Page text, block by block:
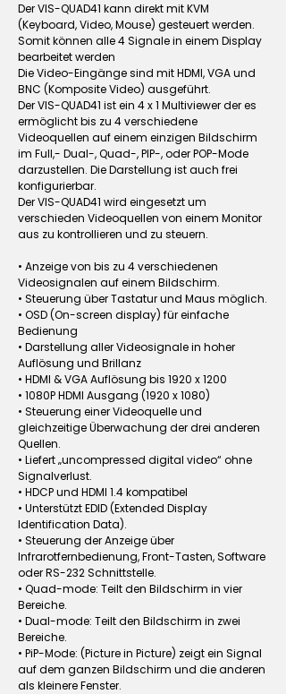
Der VIS-QUAD41 kann direkt mit KVM
(Keyboard, Video, Mouse) gesteuert werden.
Somit können alle 4 Signale in einem Display
bearbeitet werden
Die Video-Eingänge sind mit HDMI, VGA und
BNC (Komposite Video) ausgeführt.
Der VIS-QUAD41 ist ein 4 x 1 Multiviewer der es
ermöglicht bis zu 4 verschiedene
Videoquellen auf einem einzigen Bildschirm
im Full,- Dual-, Quad-, PIP-, oder POP-Mode
darzustellen. Die Darstellung ist auch frei
konfigurierbar.
Der VIS-QUAD41 wird eingesetzt um
verschieden Videoquellen von einem Monitor
aus zu kontrollieren und zu steuern.
• Anzeige von bis zu 4 verschiedenen
Videosignalen auf einem Bildschirm.
• Steuerung über Tastatur und Maus möglich.
• OSD (On-screen display) für einfache
Bedienung
• Darstellung aller Videosignale in hoher
Auflösung und Brillanz
• HDMI & VGA Auflösung bis 1920 x 1200
• 1080P HDMI Ausgang (1920 x 1080)
• Steuerung einer Videoquelle und
gleichzeitige Überwachung der drei anderen
Quellen.
• Liefert „uncompressed digital video“ ohne
Signalverlust.
• HDCP und HDMI 1.4 kompatibel
• Unterstützt EDID (Extended Display
Identification Data).
• Steuerung der Anzeige über
Infrarotfernbedienung, Front-Tasten, Software
oder RS-232 Schnittstelle.
• Quad-mode: Teilt den Bildschirm in vier
Bereiche.
• Dual-mode: Teilt den Bildschirm in zwei
Bereiche.
• PiP-Mode: (Picture in Picture) zeigt ein Signal
auf dem ganzen Bildschirm und die anderen
als kleinere Fenster.